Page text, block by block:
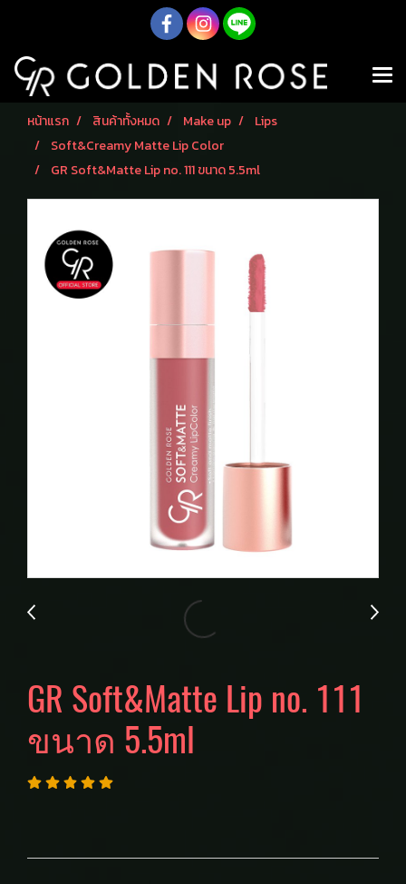
หน้าแรก สินค้าทั้งหมด Make up
Lips
Soft&Creamy Matte Lip Color
GR Soft&Matte Lip no. 111 ขนาด 5.5ml
GR Soft&Matte Lip no. 111
ขนาด 5.5ml